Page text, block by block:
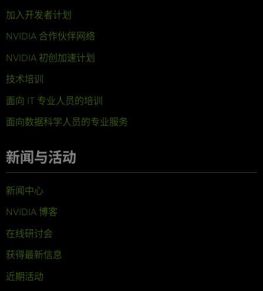
加入开发者计划
NVIDIA 合作伙伴网络
NVIDIA 初创加速计划
技术培训
面向 IT 专业人员的培训
面向数据科学人员的专业服务
新闻与活动
新闻中心
NVIDIA 博客
在线研讨会
获得最新信息
近期活动